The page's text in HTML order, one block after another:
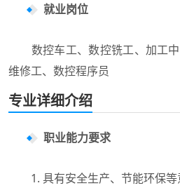
就业岗位
数控车工、数控铣工、加工中
维修工、数控程序员
专业详细介绍
职业能力要求
1. 具有安全生产、节能环保等